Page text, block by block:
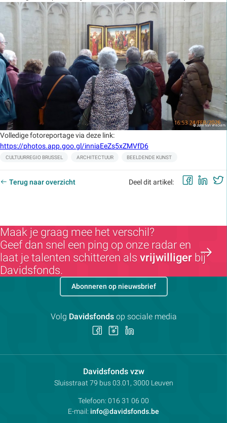
Volledige fotoreportage via deze link:
https://photos.app.goo.gl/inniaEeZs5xZMVfD6
Labels:
CULTUURREGIO BRUSSEL ARCHITECTUUR BEELDENDE KUNST
Terug naar overzicht Deel dit artikel:
Maak je graag mee het verschil?
Geef dan snel een ping op onze radar en
laat je talenten schitteren als vrijwilliger bij
Davidsfonds.
Davidsfonds vzwContactpersoon:
Adres:
Sluisstraat 79 bus 03.01, 3000 Leuven
Telefoon: 016 31 06 00
E-mail: info@davidsfonds.be
Abonneren op nieuwsbrief
Volg Davidsfondsop sociale media
Volg Volg